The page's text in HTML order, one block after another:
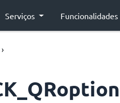
Serviços Funcionalidades
›